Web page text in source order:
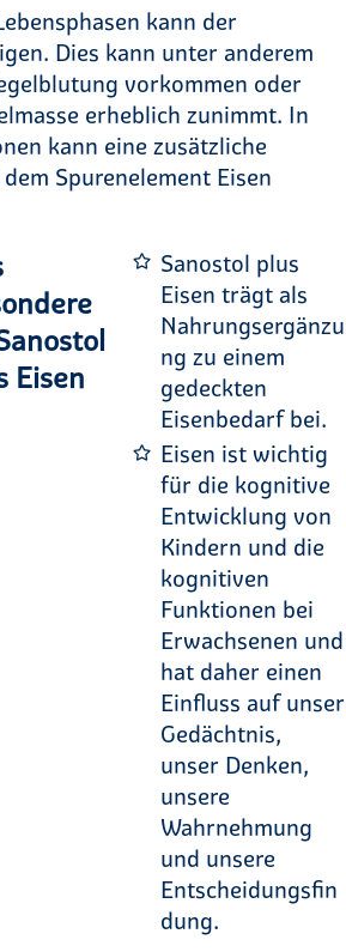
kann der
Dies kann unter anderem
vorkommen oder
erheblich zunimmt. In
kann eine zusätzliche
Spurenelement Eisen
Eisen
Sanostol plus
Eisen trägt als
Nahrungsergänzu
ng zu einem
gedeckten
Eisenbedarf bei.
Eisen ist wichtig
für die kognitive
Entwicklung von
Kindern und die
kognitiven
Funktionen bei
Erwachsenen und
hat daher einen
Einfluss auf unser
Gedächtnis,
unser Denken,
unsere
Wahrnehmung
und unsere
Entscheidungsfin
dung.